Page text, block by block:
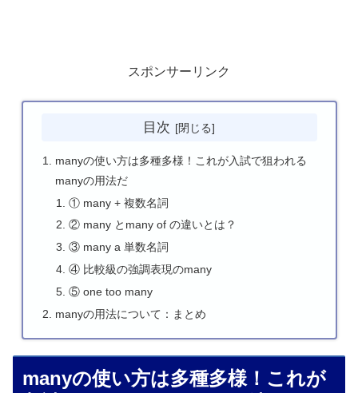
スポンサーリンク
目次
manyの使い方は多種多様！これが入試で狙われる
manyの用法だ
① many + 複数名詞
② many とmany of の違いとは？
③ many a 単数名詞
④ 比較級の強調表現のmany
⑤ one too many
manyの用法について：まとめ
manyの使い方は多種多様！これが